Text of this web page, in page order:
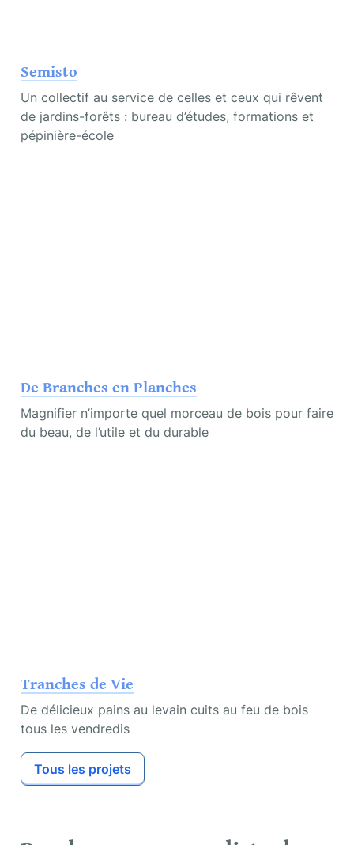
Semisto
Un collectif au service de celles et ceux qui rêvent
de jardins-forêts : bureau d’études, formations et
pépinière-école
De Branches en Planches
Magnifier n’importe quel morceau de bois pour faire
du beau, de l’utile et du durable
Tranches de Vie
De délicieux pains au levain cuits au feu de bois
tous les vendredis
Tous les projets